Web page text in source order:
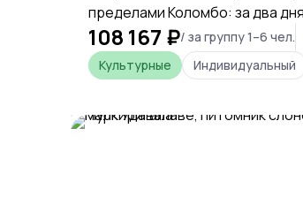
пределами Коломбо: за два
дикую природу, древние скалы,
плантации и почувствуете
колорит острова.
108 167 ₽/ за группу 1–6 чел.
Культурные
Индивидуальный